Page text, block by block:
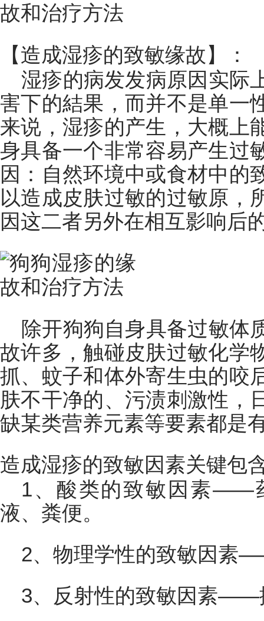
【造成湿疹的致敏缘故】：
湿疹的病发发病原因实际
害下的結果，而并不是单一
来说，湿疹的产生，大概上
身具备一个非常容易产生过
因：自然环境中或食材中的
以造成皮肤过敏的过敏原，
因这二者另外在相互影响后
除开狗狗自身具备过敏体
故许多，触碰皮肤过敏化学
抓、蚊子和体外寄生虫的咬
肤不干净的、污渍刺激性，
缺某类营养元素等要素都是
造成湿疹的致敏因素关键包
1、酸类的致敏因素——
液、粪便。
2、物理学性的致敏因素
3、反射性的致敏因素——